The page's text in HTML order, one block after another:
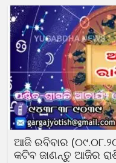
ଆଜି ରବିବାର
କଟିବ ଜାଣନ୍ତୁ ଆଜିର